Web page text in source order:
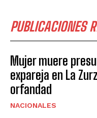
PUBLICACIONES
Mujer muere
expareja en La
orfandad
NACIONALES